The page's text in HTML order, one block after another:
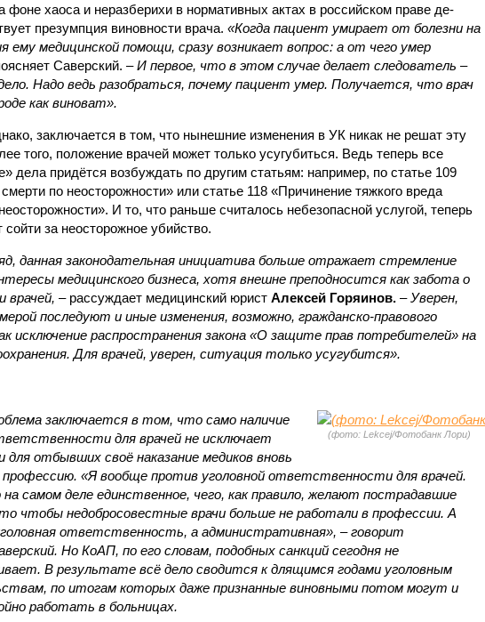
фоне хаоса и неразберихи в нормативных актах в российском праве де-
презумпция виновности врача. «Когда пациент умирает от болезни на
ему медицинской помощи, сразу возникает вопрос: а от чего умер
Саверский. –И первое, что в этом случае делает следователь –
Надо ведь разобраться, почему пациент умер. Получается, что врач
как виноват».
заключается в том, что нынешние изменения в УК никак не решат эту
того, положение врачей может только усугубиться. Ведь теперь все
дела придётся возбуждать по другим статьям: например, по статье 109
по неосторожности» или статье 118 «Причинение тяжкого вреда
И то, что раньше считалось небезопасной услугой, теперь
за неосторожное убийство.
данная законодательная инициатива больше отражает стремление
медицинского бизнеса, хотя внешне преподносится как забота о
врачей, – рассуждает медицинский юристАлексей Горяинов.–Уверен,
последуют и иные изменения, возможно, гражданско-правового
исключение распространения закона «О защите прав потребителей» на
Для врачей, уверен, ситуация только усугубится».
(фото: Lekcej/Фотобанк Лори)
заключается в том, что само наличие
для врачей не исключает
для отбывших своё наказание медиков вновь
«Я вообще против уголовной ответственности для врачей.
самом деле единственное, чего, как правило, желают пострадавшие
чтобы недобросовестные врачи больше не работали в профессии. А
ответственность, а административная», – говорит
Но КоАП, по его словам, подобных санкций сегодня не
В результате всё дело сводится к длящимся годами уголовным
по итогам которых даже признанные виновными потом могут и
работать в больницах.